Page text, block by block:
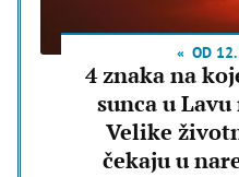
OD 12.
4 znaka na
sunca u
Velike
čekaju u